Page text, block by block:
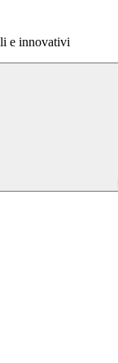
e innovativi